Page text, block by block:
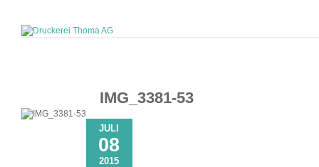
IMG_3381-53
JULI
08
2015